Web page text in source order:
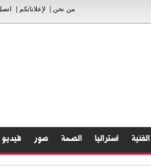
من نحن لإعلاناتكم
الفنية أستراليا الصحة صور فيديو